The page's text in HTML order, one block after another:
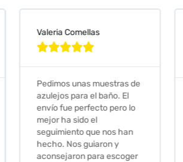
lo
25 abr 2024

Muy amables, con muy
buena disponibilidad para
darte opciones y
soluciones. fantástica
relación calidad-precio.
Gracias por todo